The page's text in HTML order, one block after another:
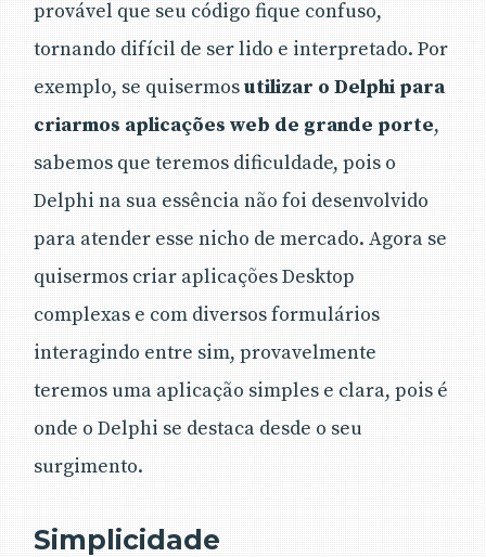
provável que seu código fique confuso,
tornando difícil de ser lido e interpretado. Por
exemplo, se quisermosutilizar o Delphi para
criarmos aplicações web de grande porte,
sabemos que teremos dificuldade, pois o
Delphi na sua essência não foi desenvolvido
para atender esse nicho de mercado. Agora se
quisermos criar aplicações Desktop
complexas e com diversos formulários
interagindo entre sim, provavelmente
teremos uma aplicação simples e clara, pois é
onde o Delphi se destaca desde o seu
surgimento.
Simplicidade